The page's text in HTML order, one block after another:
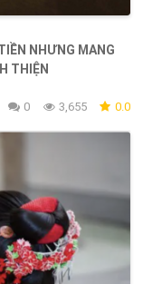
NHƯNG MANG
THIỆN
0 3,655 0.0